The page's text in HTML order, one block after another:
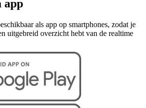
app
als app op smartphones, zodat je
uitgebreid overzicht hebt van de realtime